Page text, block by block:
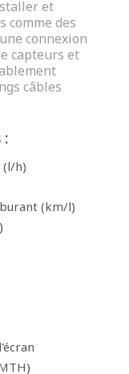
et
comme des
connexion
capteurs et
câbles
:
(l/h)
(km/l)